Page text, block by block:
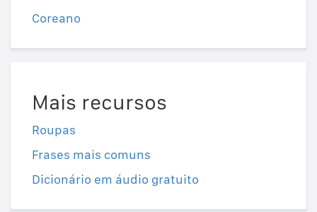
Coreano
Mais recursos
Roupas
Frases mais comuns
Dicionário em áudio gratuito